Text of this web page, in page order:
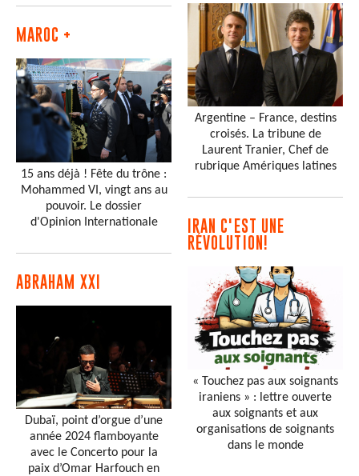
MAROC +
15 ans déjà ! Fête du trône :
Mohammed VI, vingt ans au
pouvoir. Le dossier
d'Opinion Internationale
ABRAHAM XXI
Dubaï, point d’orgue d’une
année 2024 flamboyante
avec le Concerto pour la
paix d’Omar Harfouch en
Argentine – France, destins
croisés. La tribune de
Laurent Tranier, Chef de
rubrique Amériques latines
IRAN C'EST UNE
RÉVOLUTION!
« Touchez pas aux soignants
iraniens » : lettre ouverte
aux soignants et aux
organisations de soignants
dans le monde